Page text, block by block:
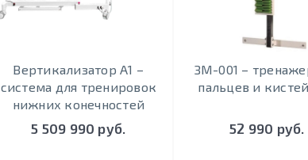
Вертикализатор А1 –
система для тренировок
нижних конечностей
5 509 990 руб.
ЗМ-001 –
пальцев и
52 990 руб.